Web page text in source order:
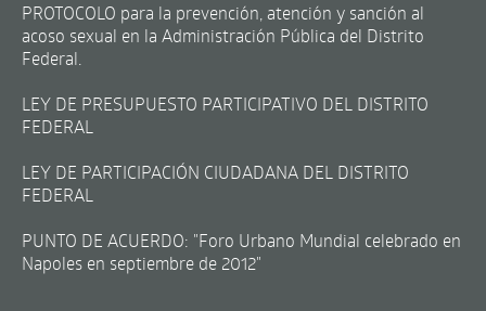
PROTOCOLO para la prevención, atención y sanción al
acoso sexual en la Administración Pública del Distrito
Federal.
LEY DE PRESUPUESTO PARTICIPATIVO DEL DISTRITO
FEDERAL
LEY DE PARTICIPACIÓN CIUDADANA DEL DISTRITO
FEDERAL
PUNTO DE ACUERDO: "Foro Urbano Mundial celebrado en
Napoles en septiembre de 2012"